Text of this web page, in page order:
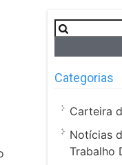
Pesquisar
por:
Categorias
Carteira
Notícias
Trabalho